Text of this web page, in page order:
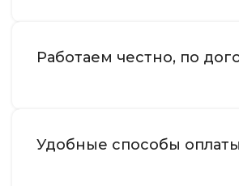
Работаем честно, по
Удобные способы оплаты